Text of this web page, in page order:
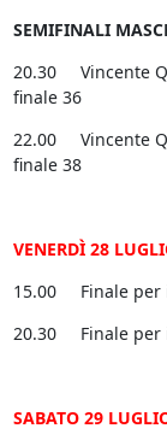
SEMIFINALI
20.30 Vincente
finale 36
22.00 Vincente
finale 38
VENERDÌ 28
15.00 Finale per
20.30 Finale per
SABATO 29